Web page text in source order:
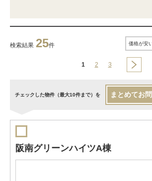
検索結果 25件
1 2 3
チェックした物件（最大10件まで）を まとめてお
阪南グリーンハイツA棟